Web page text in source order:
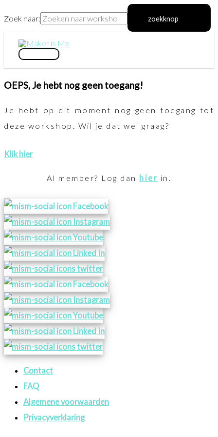
Zoek naar: zoekknop
de
inhoud
hoofdmenu
OEPS, Je hebt nog geen toegang!
Je hebt op dit moment nog geen toegang tot
deze workshop. Wil je dat wel graag?
Klik hier
Al member? Log dan hier in.
Contact
FAQ
Algemene voorwaarden
Privacyverklaring